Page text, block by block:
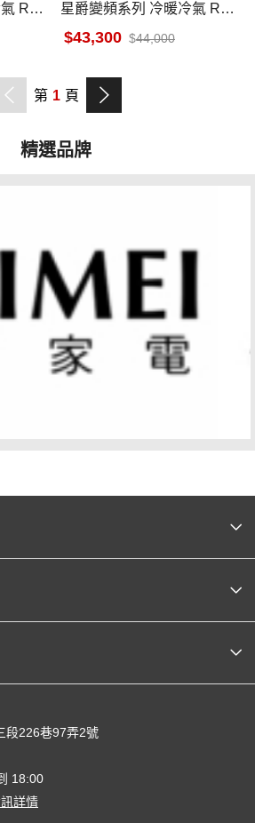
RB-
星爵變頻系列 冷暖冷氣 RB-
S50HT5
43,300 44,000
第 1 頁
精選品牌
段226巷97弄2號
18:00
詳情